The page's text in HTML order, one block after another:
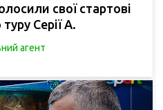
свої стартові
Серії А.
агент